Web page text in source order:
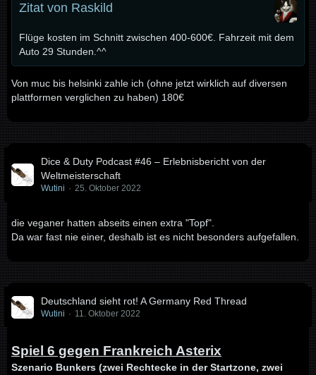
Zitat von Raskild
Flüge kosten im Schnitt zwischen 400-600€. Fahrzeit mit dem
Auto 29 Stunden.^^
Von muc bis helsinki zahle ich (ohne jetzt wirklich auf diversen
plattformen verglichen zu haben) 180€
Dice & Duty Podcast #46 – Erlebnisbericht von der
Weltmeisterschaft
Wutini 25. Oktober 2022
die veganer hatten abseits einen extra "Topf".
Da war fast nie einer, deshalb ist es nicht besonders aufgefallen.
Deutschland sieht rot! A Germany Red Thread
Wutini 11. Oktober 2022
Spiel 6 gegen Frankreich Asterix
Szenario Bunkers (zwei Rechtecke in der Startzone, zwei